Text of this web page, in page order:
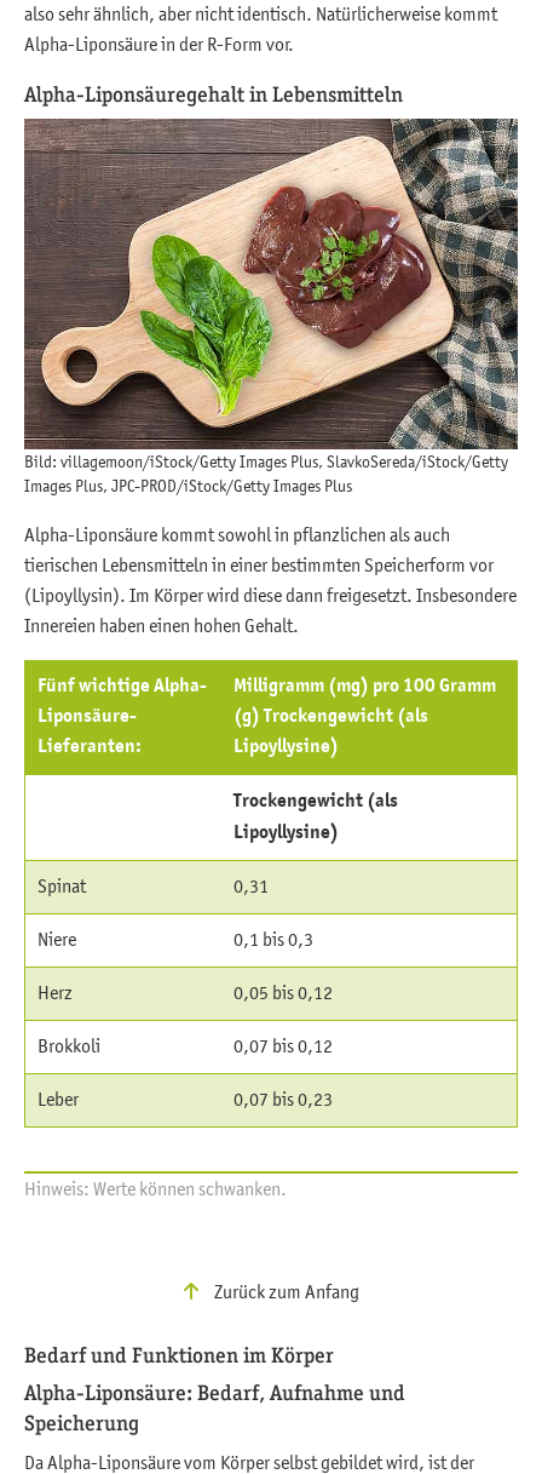
also sehr ähnlich, aber nicht identisch. Natürlicherweise kommt
Alpha-Liponsäure in der R-Form vor.
Alpha-Liponsäuregehalt in Lebensmitteln
Bild: villagemoon/iStock/Getty Images Plus, SlavkoSereda/iStock/Getty
Images Plus, JPC-PROD/iStock/Getty Images Plus
Alpha-Liponsäure kommt sowohl in pflanzlichen als auch
tierischen Lebensmitteln in einer bestimmten Speicherform vor
(Lipoyllysin). Im Körper wird diese dann freigesetzt. Insbesondere
Innereien haben einen hohen Gehalt.
Fünf wichtige Alpha-
Liponsäure-
Lieferanten:
Milligramm (mg) pro 100 Gramm
(g) Trockengewicht (als
Lipoyllysine)
Trockengewicht (als
Lipoyllysine)
Spinat 0,31
Niere 0,1 bis 0,3
Herz 0,05 bis 0,12
Brokkoli 0,07 bis 0,12
Leber 0,07 bis 0,23
Hinweis: Werte können schwanken.
Zurück zum Anfang
Bedarf und Funktionen im Körper
Alpha-Liponsäure: Bedarf, Aufnahme und
Speicherung
Da Alpha-Liponsäure vom Körper selbst gebildet wird, ist der